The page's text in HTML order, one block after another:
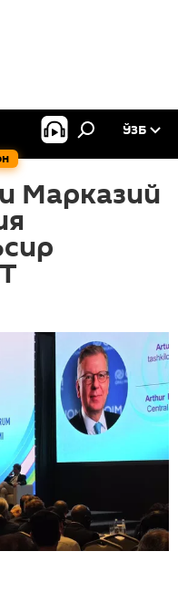
ЎЗБ
Марказий